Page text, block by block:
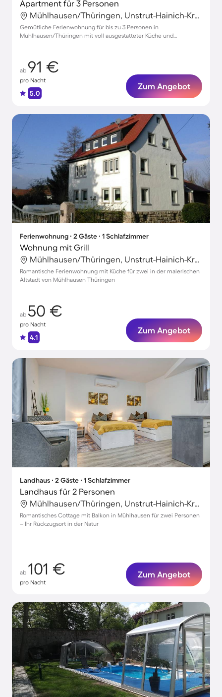
Apartment für 3 Personen
Mühlhausen/Thüringen, Unstrut-Hainich-Kreis, Deutschland
Gemütliche Ferienwohnung für bis zu 3 Personen in
Mühlhausen/Thüringen mit voll ausgestatteter Küche und
ab 91 €
pro Nacht
5.0
Zum Angebot
Ferienwohnung ∙ 2 Gäste ∙ 1 Schlafzimmer
Wohnung mit Grill
Mühlhausen/Thüringen, Unstrut-Hainich-Kreis, Deutschland
Romantische Ferienwohnung mit Küche für zwei in der malerischen
Altstadt von Mühlhausen Thüringen
ab 50 €
pro Nacht
4.1
Zum Angebot
Landhaus ∙ 2 Gäste ∙ 1 Schlafzimmer
Landhaus für 2 Personen
Mühlhausen/Thüringen, Unstrut-Hainich-Kreis, Deutschland
Romantisches Cottage mit Balkon in Mühlhausen für zwei Personen
– Ihr Rückzugsort in der Natur
ab 101 €
pro Nacht
Zum Angebot